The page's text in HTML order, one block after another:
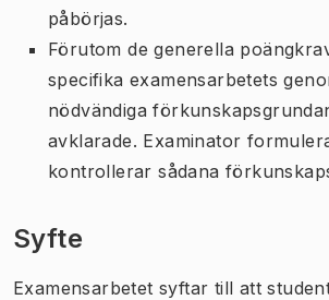
påbörjas.
Förutom de generella
specifika examensarbetets
nödvändiga
avklarade. Examinator
kontrollerar sådana
Syfte
Examensarbetet syftar till att